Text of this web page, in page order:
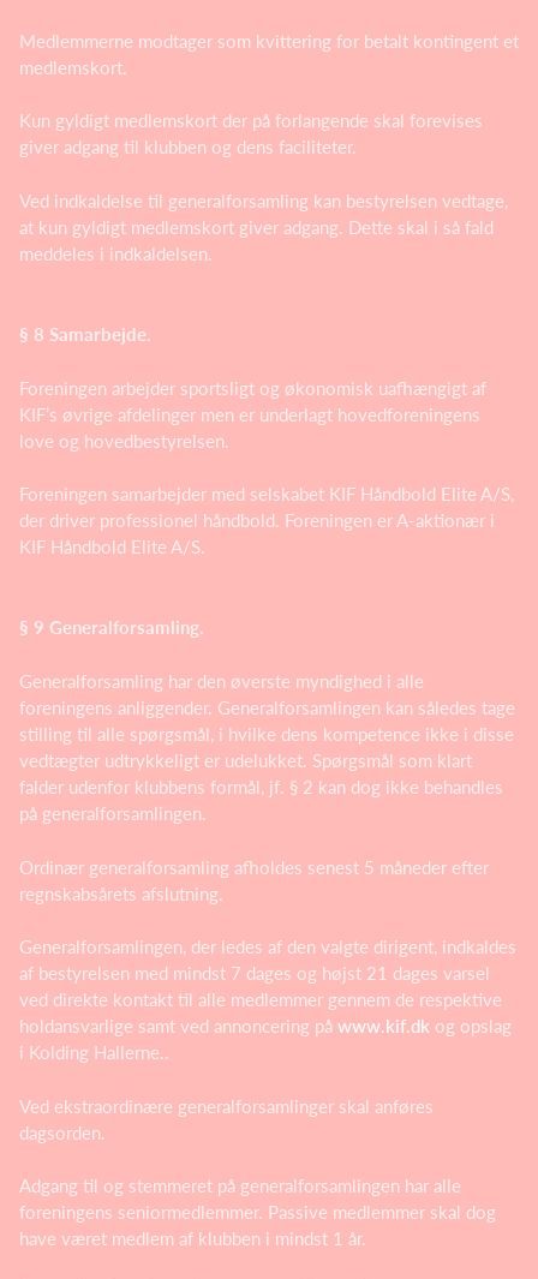
Medlemmerne modtager som kvittering for betalt kontingent et
medlemskort.
Kun gyldigt medlemskort der på forlangende skal forevises
giver adgang til klubben og dens faciliteter.
Ved indkaldelse til generalforsamling kan bestyrelsen vedtage,
at kun gyldigt medlemskort giver adgang. Dette skal i så fald
meddeles i indkaldelsen.
§ 8 Samarbejde.
Foreningen arbejder sportsligt og økonomisk uafhængigt af
KIF’s øvrige afdelinger men er underlagt hovedforeningens
love og hovedbestyrelsen.
Foreningen samarbejder med selskabet KIF Håndbold Elite A/S,
der driver professionel håndbold. Foreningen er A-aktionær i
KIF Håndbold Elite A/S.
§ 9 Generalforsamling.
Generalforsamling har den øverste myndighed i alle
foreningens anliggender. Generalforsamlingen kan således tage
stilling til alle spørgsmål, i hvilke dens kompetence ikke i disse
vedtægter udtrykkeligt er udelukket. Spørgsmål som klart
falder udenfor klubbens formål, jf. § 2 kan dog ikke behandles
på generalforsamlingen.
Ordinær generalforsamling afholdes senest 5 måneder efter
regnskabsårets afslutning.
Generalforsamlingen, der ledes af den valgte dirigent, indkaldes
af bestyrelsen med mindst 7 dages og højst 21 dages varsel
ved direkte kontakt til alle medlemmer gennem de respektive
holdansvarlige samt ved annoncering på www.kif.dk og opslag
i Kolding Hallerne..
Ved ekstraordinære generalforsamlinger skal anføres
dagsorden.
Adgang til og stemmeret på generalforsamlingen har alle
foreningens seniormedlemmer. Passive medlemmer skal dog
have været medlem af klubben i mindst 1 år.